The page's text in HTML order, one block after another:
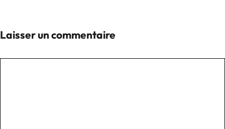
Laisser un commentaire